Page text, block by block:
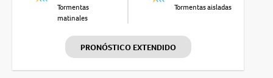
Tormentas
matinales
Tormentas aisladas
PRONÓSTICO EXTENDIDO